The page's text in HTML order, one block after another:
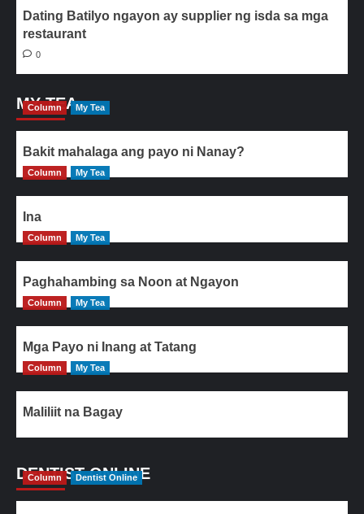
Dating Batilyo ngayon ay supplier ng isda sa mga
restaurant
0
MY TEA
Column My Tea
Bakit mahalaga ang payo ni Nanay?
Column My Tea
Ina
Column My Tea
Paghahambing sa Noon at Ngayon
Column My Tea
Mga Payo ni Inang at Tatang
Column My Tea
Maliliit na Bagay
DENTIST ONLINE
Column Dentist Online